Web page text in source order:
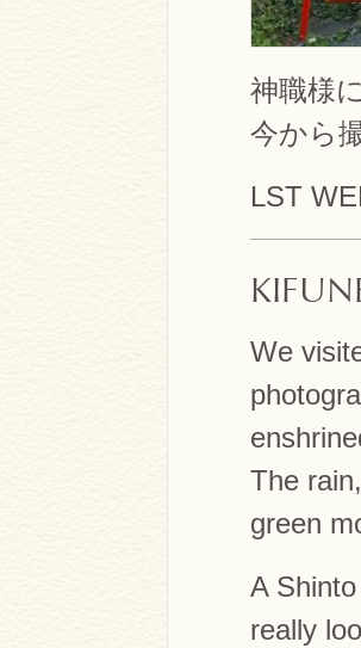
神職様
今から
LST
We
The
green
A
really